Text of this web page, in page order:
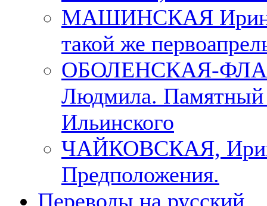
МАШИНСКАЯ
такой же
ОБОЛЕНСКАЯ-
Людмила. Памятный
Ильинского
ЧАЙКОВСКАЯ,
Предположения.
Переводы на русский